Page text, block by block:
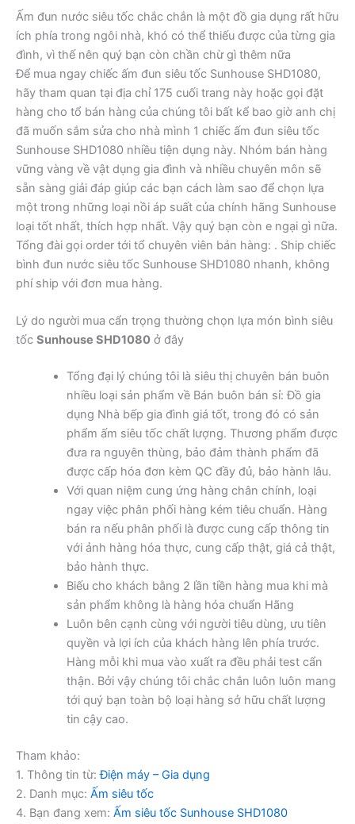
Ấm đun nước siêu tốc chắc chắn là một đồ gia dụng rất hữu
ích phía trong ngôi nhà, khó có thể thiếu được của từng gia
đình, vì thế nên quý bạn còn chần chừ gì thêm nữa
Để mua ngay chiếc ấm đun siêu tốc Sunhouse SHD1080,
hãy tham quan tại địa chỉ 175 cuối trang này hoặc gọi đặt
hàng cho tổ bán hàng của chúng tôi bất kể bao giờ anh chị
đã muốn sắm sửa cho nhà mình 1 chiếc ấm đun siêu tốc
Sunhouse SHD1080 nhiều tiện dụng này. Nhóm bán hàng
vững vàng về vật dụng gia đình và nhiều chuyên môn sẽ
sẵn sàng giải đáp giúp các bạn cách làm sao để chọn lựa
một trong những loại nồi áp suất của chính hãng Sunhouse
loại tốt nhất, thích hợp nhất. Vậy quý bạn còn e ngại gì nữa.
Tổng đài gọi order tới tổ chuyên viên bán hàng: . Ship chiếc
bình đun nước siêu tốc Sunhouse SHD1080 nhanh, không
phí ship với đơn mua hàng.
Lý do người mua cẩn trọng thường chọn lựa món bình siêu
tốc Sunhouse SHD1080 ở đây
Tổng đại lý chúng tôi là siêu thị chuyên bán buôn
nhiều loại sản phẩm về Bán buôn bán sỉ: Đồ gia
dụng Nhà bếp gia đình giá tốt, trong đó có sản
phẩm ấm siêu tốc chất lượng. Thương phẩm được
đưa ra nguyên thùng, bảo đảm thành phẩm đã
được cấp hóa đơn kèm QC đầy đủ, bảo hành lâu.
Với quan niệm cung ứng hàng chân chính, loại
ngay việc phân phối hàng kém tiêu chuẩn. Hàng
bán ra nếu phân phối là được cung cấp thông tin
với ảnh hàng hóa thực, cung cấp thật, giá cả thật,
bảo hành thực.
Biếu cho khách bằng 2 lần tiền hàng mua khi mà
sản phẩm không là hàng hóa chuẩn Hãng
Luôn bên cạnh cùng với người tiêu dùng, ưu tiên
quyền và lợi ích của khách hàng lên phía trước.
Hàng mỗi khi mua vào xuất ra đều phải test cẩn
thận. Bởi vậy chúng tôi chắc chắn luôn luôn mang
tới quý bạn toàn bộ loại hàng sở hữu chất lượng
tin cậy cao.
Tham khảo:
1. Thông tin từ:Điện máy – Gia dụng
2. Danh mục: Ấm siêu tốc
4. Bạn đang xem: Ấm siêu tốc Sunhouse SHD1080